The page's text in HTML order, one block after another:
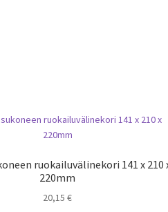
ruokailuvälinekori 141 x 210
220mm
20,15€